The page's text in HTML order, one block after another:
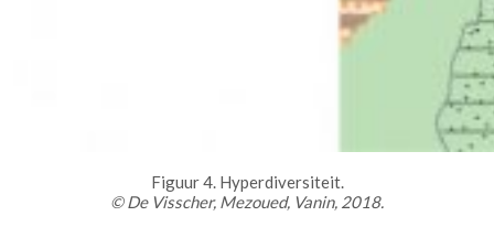
Figuur 4. Hyperdiversiteit.
© De Visscher, Mezoued, Vanin, 2018.